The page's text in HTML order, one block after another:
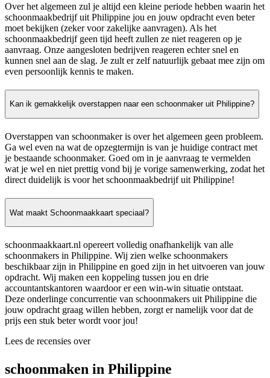
Over het algemeen zul je altijd een kleine periode hebben waarin het
schoonmaakbedrijf uit Philippine jou en jouw opdracht even beter
moet bekijken (zeker voor zakelijke aanvragen). Als het
schoonmaakbedrijf geen tijd heeft zullen ze niet reageren op je
aanvraag. Onze aangesloten bedrijven reageren echter snel en
kunnen snel aan de slag. Je zult er zelf natuurlijk gebaat mee zijn om
even persoonlijk kennis te maken.
Kan ik gemakkelijk overstappen naar een schoonmaker uit Philippine?
Overstappen van schoonmaker is over het algemeen geen probleem.
Ga wel even na wat de opzegtermijn is van je huidige contract met
je bestaande schoonmaker. Goed om in je aanvraag te vermelden
wat je wel en niet prettig vond bij je vorige samenwerking, zodat het
direct duidelijk is voor het schoonmaakbedrijf uit Philippine!
Wat maakt Schoonmaakkaart speciaal?
schoonmaakkaart.nl opereert volledig onafhankelijk van alle
schoonmakers in Philippine. Wij zien welke schoonmakers
beschikbaar zijn in Philippine en goed zijn in het uitvoeren van jouw
opdracht. Wij maken een koppeling tussen jou en drie
accountantskantoren waardoor er een win-win situatie ontstaat.
Deze onderlinge concurrentie van schoonmakers uit Philippine die
jouw opdracht graag willen hebben, zorgt er namelijk voor dat de
prijs een stuk beter wordt voor jou!
Lees de recensies over
schoonmaken in Philippine